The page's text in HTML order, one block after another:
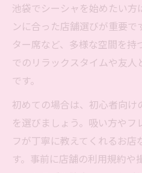
池袋でシーシャを始めたい
ンに合った店舗選びが重要で
ター席など、多様な空間を持
でのリラックスタイムや友
です。
初めての場合は、初心者向
を選びましょう。吸い方やフ
フが丁寧に教えてくれるお店
す。事前に店舗の利用規約や